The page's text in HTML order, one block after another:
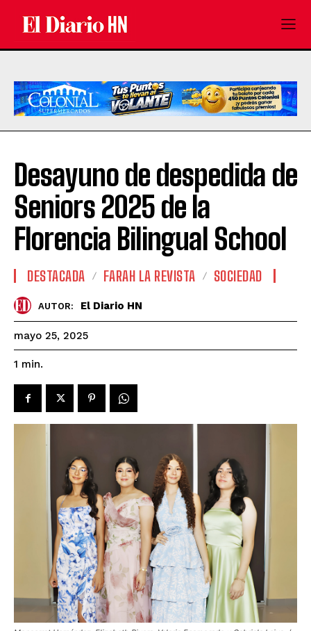
Desayuno de despedida de
Seniors 2025 de la
Florencia Bilingual School
DESTACADA FARAH LA REVISTA SOCIEDAD
AUTOR: El Diario HN
mayo 25, 2025
1 min.